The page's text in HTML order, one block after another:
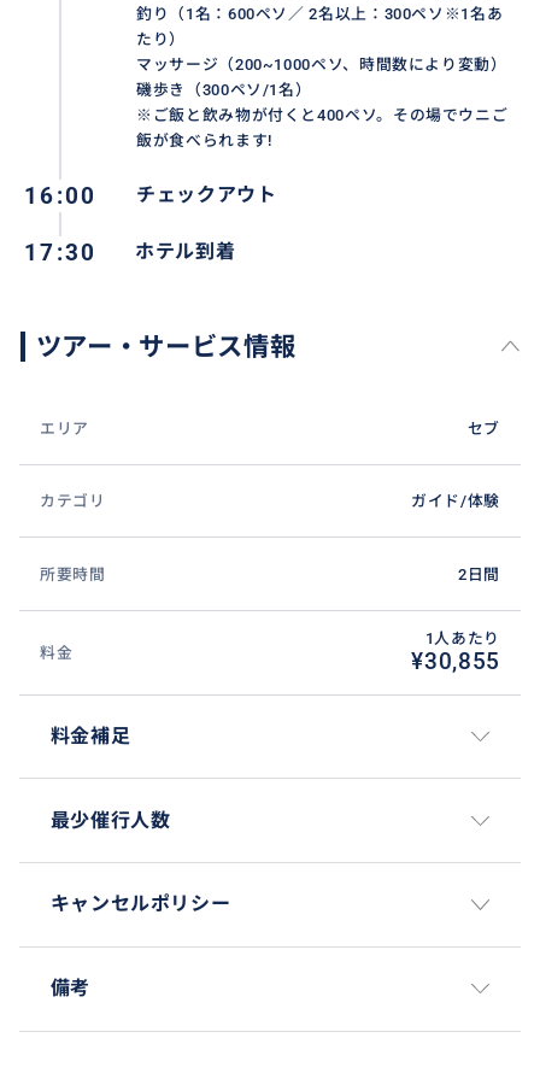
釣り（1名：600ペソ／ 2名以上：300ペソ※1名あ
たり）
マッサージ（200~1000ペソ、時間数により変動）
磯歩き（300ペソ/1名）
※ご飯と飲み物が付くと400ペソ。その場でウニご
飯が食べられます!
16:00 チェックアウト
17:30 ホテル到着
ツアー・サービス情報
エリア セブ
カテゴリ ガイド/体験
所要時間 2日間
料金
1人あたり
¥30,855
料金補足
最少催行人数
キャンセルポリシー
備考